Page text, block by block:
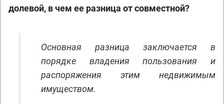
долевой, в чем ее разница от совместной?
Основная разница заключается в
порядке владения пользования и
распоряжения этим недвижимым
имуществом.